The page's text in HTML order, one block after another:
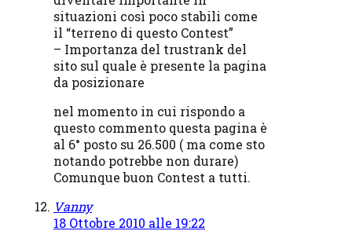
situazioni così poco stabili come
il “terreno di questo Contest”
– Importanza del trustrank del
sito sul quale è presente la pagina
da posizionare
nel momento in cui rispondo a
questo commento questa pagina è
al 6° posto su 26.500 ( ma come sto
notando potrebbe non durare)
Comunque buon Contest a tutti.
Vanny
18 Ottobre 2010 alle 19:22